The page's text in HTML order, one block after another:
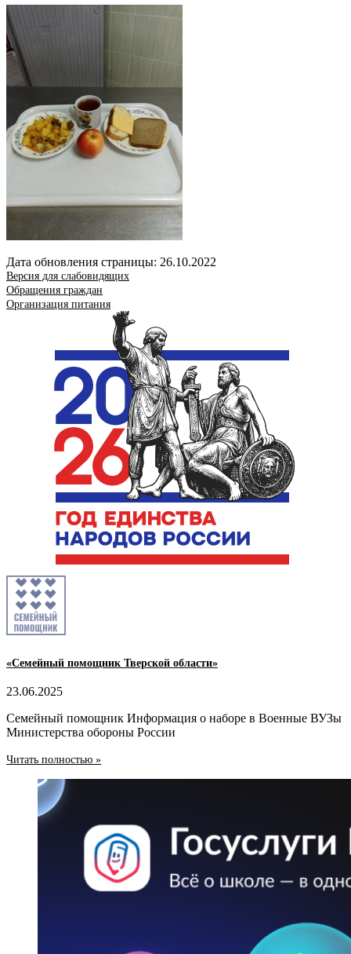
Дата обновления страницы: 26.10.2022
Версия для слабовидящих
Обращения граждан
Организация питания
«Семейный помощник Тверской области»
23.06.2025
Семейный помощник Информация о наборе в Военные ВУЗы
Министерства обороны России
Читать полностью »